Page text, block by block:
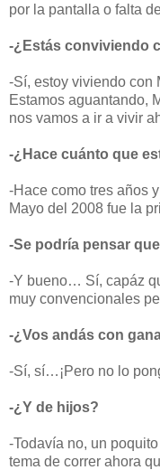
por la pantalla o falta
-¿Estás conviviendo
-Sí, estoy viviendo con
Estamos aguantando,
nos vamos a ir a vivir
-¿Hace cuánto que
-Hace como tres años
Mayo del 2008 fue la
-Se podría pensar
-Y bueno… Sí, capáz
muy convencionales
-¿Vos andás con
-Sí, sí… ¡Pero no lo
-¿Y de hijos?
-Todavía no, un
tema de correr ahora